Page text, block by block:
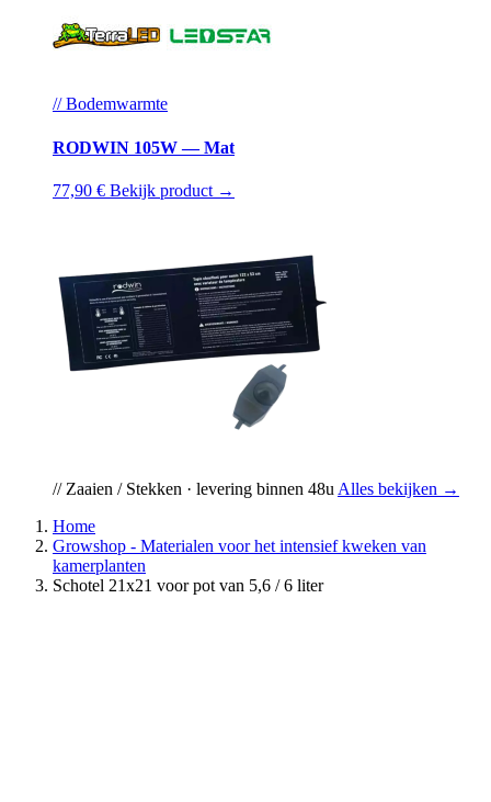
// Bodemwarmte
RODWIN 105W — Mat
77,90 € Bekijk product →
// Zaaien / Stekken · levering binnen 48u Alles bekijken →
Home
Growshop - Materialen voor het intensief kweken van
kamerplanten
Schotel 21x21 voor pot van 5,6 / 6 liter